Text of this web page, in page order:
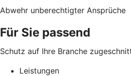
Abwehr unberechtigter Ansprüche
Für Sie passend
Schutz auf Ihre Branche
Leistungen